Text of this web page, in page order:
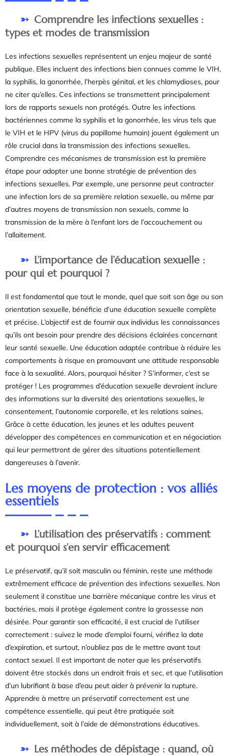
Comprendre les infections sexuelles :
types et modes de transmission
Les infections sexuelles représentent un enjeu majeur de santé
publique. Elles incluent des infections bien connues comme le VIH,
la syphilis, la gonorrhée, l’herpès génital, et les chlamydioses, pour
ne citer qu’elles. Ces infections se transmettent principalement
lors de rapports sexuels non protégés. Outre les infections
bactériennes comme la syphilis et la gonorrhée, les virus tels que
le VIH et le HPV (virus du papillome humain) jouent également un
rôle crucial dans la transmission des infections sexuelles.
Comprendre ces mécanismes de transmission est la première
étape pour adopter une bonne stratégie de prévention des
infections sexuelles. Par exemple, une personne peut contracter
une infection lors de sa première relation sexuelle, ou même par
d’autres moyens de transmission non sexuels, comme la
transmission de la mère à l’enfant lors de l’accouchement ou
l’allaitement.
L’importance de l’éducation sexuelle :
pour qui et pourquoi ?
Il est fondamental que tout le monde, quel que soit son âge ou son
orientation sexuelle, bénéficie d’une éducation sexuelle complète
et précise. L’objectif est de fournir aux individus les connaissances
qu’ils ont besoin pour prendre des décisions éclairées concernant
leur santé sexuelle. Une éducation adaptée contribue à réduire les
comportements à risque en promouvant une attitude responsable
face à la sexualité. Alors, pourquoi hésiter ? S’informer, c’est se
protéger ! Les programmes d’éducation sexuelle devraient inclure
des informations sur la diversité des orientations sexuelles, le
consentement, l’autonomie corporelle, et les relations saines.
Grâce à cette éducation, les jeunes et les adultes peuvent
développer des compétences en communication et en négociation
qui leur permettront de gérer des situations potentiellement
dangereuses à l’avenir.
Les moyens de protection : vos alliés
essentiels
L’utilisation des préservatifs : comment
et pourquoi s’en servir efficacement
Le préservatif, qu’il soit masculin ou féminin, reste une méthode
extrêmement efficace de prévention des infections sexuelles. Non
seulement il constitue une barrière mécanique contre les virus et
bactéries, mais il protège également contre la grossesse non
désirée. Pour garantir son efficacité, il est crucial de l’utiliser
correctement : suivez le mode d’emploi fourni, vérifiez la date
d’expiration, et surtout, n’oubliez pas de le mettre avant tout
contact sexuel. Il est important de noter que les préservatifs
doivent être stockés dans un endroit frais et sec, et que l’utilisation
d’un lubrifiant à base d’eau peut aider à prévenir la rupture.
Apprendre à mettre un préservatif correctement est une
compétence essentielle, qui peut être pratiquée soit
individuellement, soit à l’aide de démonstrations éducatives.
Les méthodes de dépistage : quand, où